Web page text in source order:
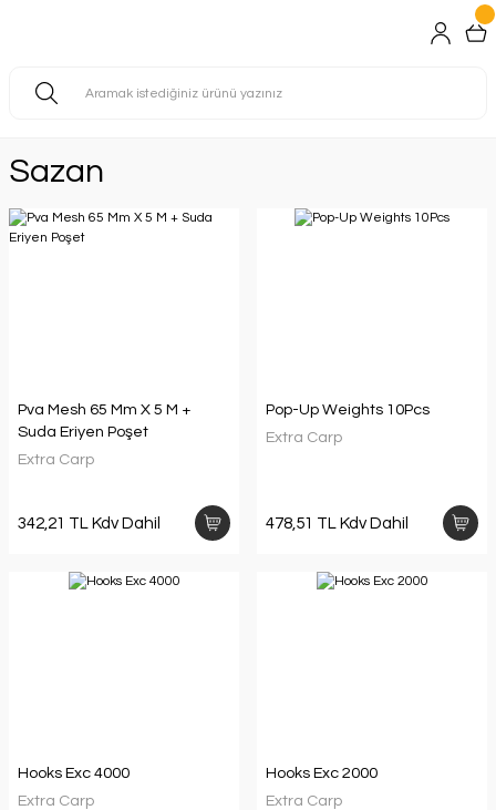
Sazan
Pva Mesh 65 Mm X 5 M +
Suda Eriyen Poşet
Extra Carp
342,21 TL Kdv Dahil
Pop-Up Weights 10Pcs
Extra Carp
478,51 TL Kdv Dahil
Hooks Exc 4000
Extra Carp
Hooks Exc 2000
Extra Carp